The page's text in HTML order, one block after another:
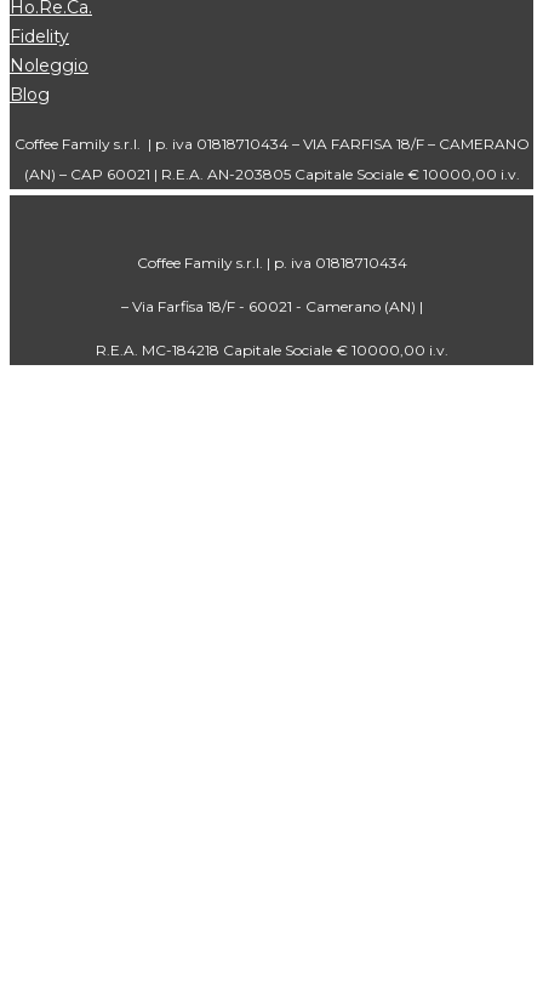
Ho.Re.Ca.
Fidelity
Noleggio
Blog
Coffee Family s.r.l. | p. iva 01818710434 – VIA FARFISA 18/F – CAMERANO
(AN) – CAP 60021 | R.E.A. AN-203805 Capitale Sociale € 10000,00 i.v.
Coffee Family s.r.l. | p. iva 01818710434
– Via Farfisa 18/F - 60021 - Camerano (AN) |
R.E.A. MC-184218 Capitale Sociale € 10000,00 i.v.